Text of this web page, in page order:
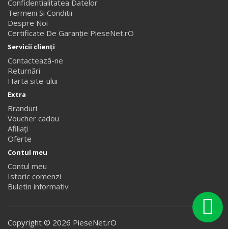
Confidentialitatea Datelor
Termeni Si Conditii
Despre Noi
Certificate De Garanție PieseNet.rO
Servicii clienţi
Contactează-ne
Returnări
Harta site-ului
Extra
Branduri
Voucher cadou
Afiliaţi
Oferte
Contul meu
Contul meu
Istoric comenzi
Buletin informativ
Copyright © 2026 PieseNet.rO
PieseNet,rO